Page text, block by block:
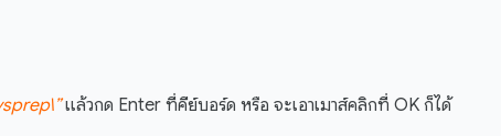
แล้วกด Enter ที่คีย์บอร์ด หรือ จะเอาเมาส์คลิกที่ OK ก็ได้